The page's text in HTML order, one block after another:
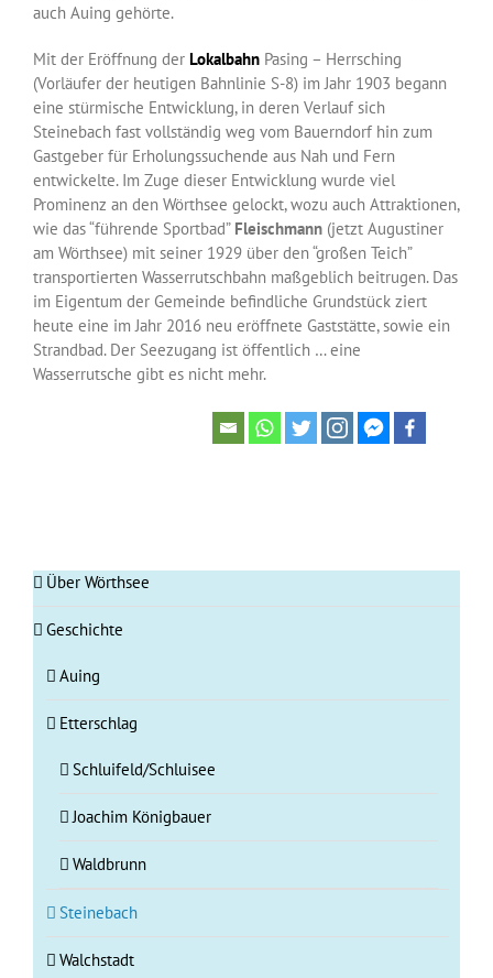
auch Auing gehörte.
Mit der Eröffnung der Lokalbahn Pasing – Herrsching
(Vorläufer der heutigen Bahnlinie S-8) im Jahr 1903 begann
eine stürmische Entwicklung, in deren Verlauf sich
Steinebach fast vollständig weg vom Bauerndorf hin zum
Gastgeber für Erholungssuchende aus Nah und Fern
entwickelte. Im Zuge dieser Entwicklung wurde viel
Prominenz an den Wörthsee gelockt, wozu auch Attraktionen,
wie das “führende Sportbad” Fleischmann (jetzt Augustiner
am Wörthsee) mit seiner 1929 über den “großen Teich”
transportierten Wasserrutschbahn maßgeblich beitrugen. Das
im Eigentum der Gemeinde befindliche Grundstück ziert
heute eine im Jahr 2016 neu eröffnete Gaststätte, sowie ein
Strandbad. Der Seezugang ist öffentlich … eine
Wasserrutsche gibt es nicht mehr.
Über Wörthsee
Geschichte
Auing
Etterschlag
Schluifeld/Schluisee
Joachim Königbauer
Waldbrunn
Steinebach
Walchstadt